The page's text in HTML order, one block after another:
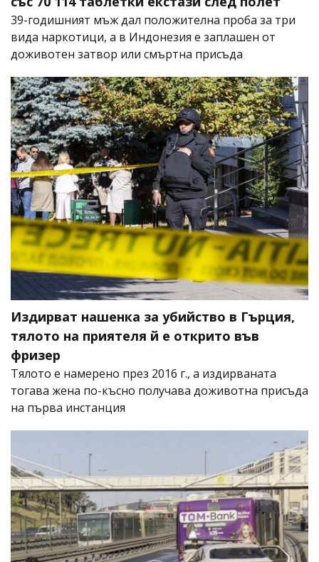
39-годишният мъж дал положителна проба за три
вида наркотици, а в Индонезия е заплашен от
доживотен затвор или смъртна присъда
Издирват нашенка за убийство в Гърция,
тялото на приятеля й е открито във
фризер
Тялото е намерено през 2016 г., а издирваната
тогава жена по-късно получава доживотна присъда
на първа инстанция